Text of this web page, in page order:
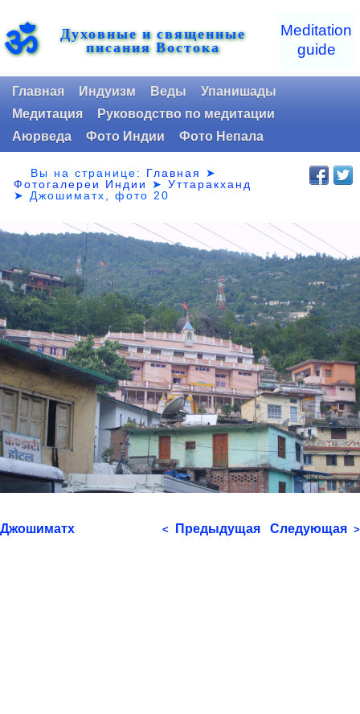
ॐ Духовные и священные
писания Востока
Meditation
guide
Главная Индуизм Веды
Упанишады
Медитация
Руководство по медитации
Аюрведа
Фото Индии Фото Непала
Вы на странице: Главная
➤
Фотогалереи Индии
➤Уттаракханд
➤ Джошиматх, фото 20
Джошиматх < Предыдущая Следующая >